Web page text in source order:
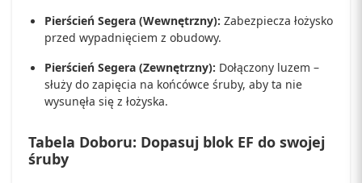
Pierścień Segera (Wewnętrzny): Zabezpiecza łożysko
przed wypadnięciem z obudowy.
Pierścień Segera (Zewnętrzny): Dołączony luzem –
służy do zapięcia na końcówce śruby, aby ta nie
wysunęła się z łożyska.
Tabela Doboru: Dopasuj blok EF do swojej
śruby